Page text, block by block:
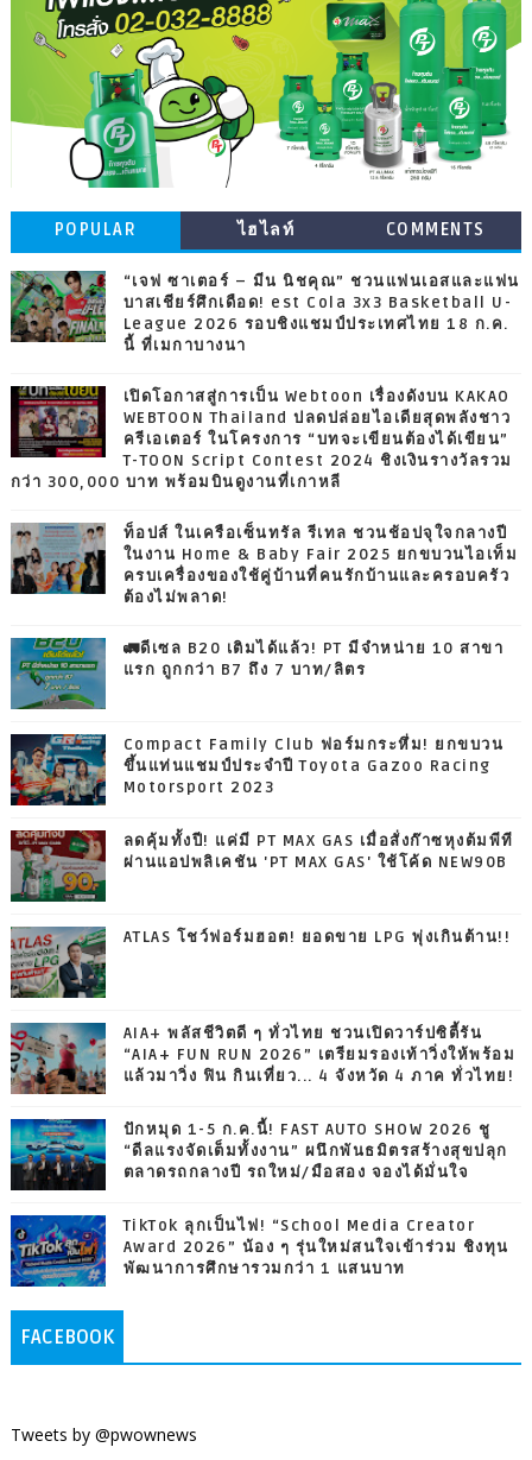
POPULAR ไฮไลท์ COMMENTS
“เจฟ ซาเตอร์ – มีน นิชคุณ” ชวนแฟนเอสและแฟน
บาสเชียร์ศึกเดือด! est Cola 3x3 Basketball U-
League 2026 รอบชิงแชมป์ประเทศไทย 18 ก.ค.
นี้ ที่เมกาบางนา
เปิดโอกาสสู่การเป็น Webtoon เรื่องดังบน KAKAO
WEBTOON Thailand ปลดปล่อยไอเดียสุดพลังชาว
ครีเอเตอร์ ในโครงการ “บทจะเขียนต้องได้เขียน”
T-TOON Script Contest 2024 ชิงเงินรางวัลรวม
กว่า 300,000 บาท พร้อมบินดูงานที่เกาหลี
ท็อปส์ ในเครือเซ็นทรัล รีเทล ชวนช้อปจุใจกลางปี
ในงาน Home & Baby Fair 2025 ยกขบวนไอเท็ม
ครบเครื่องของใช้คู่บ้านที่คนรักบ้านและครอบครัว
ต้องไม่พลาด!
🚛ดีเซล B20 เติมได้แล้ว! PT มีจำหน่าย 10 สาขา
แรก ถูกกว่า B7 ถึง 7 บาท/ลิตร
Compact Family Club ฟอร์มกระหึ่ม! ยกขบวน
ขึ้นแท่นแชมป์ประจำปี Toyota Gazoo Racing
Motorsport 2023
ลดคุ้มทั้งปี! แค่มี PT MAX GAS เมื่อสั่งก๊าซหุงต้มพีที
ผ่านแอปพลิเคชัน 'PT MAX GAS' ใช้โค้ด NEW90B
ATLAS โชว์ฟอร์มฮอต! ยอดขาย LPG พุ่งเกินต้าน!!
AIA+ พลัสชีวิตดี ๆ ทั่วไทย ชวนเปิดวาร์ปซิตี้รัน
“AIA+ FUN RUN 2026” เตรียมรองเท้าวิ่งให้พร้อม
แล้วมาวิ่ง ฟิน กินเที่ยว... 4 จังหวัด 4 ภาค ทั่วไทย!
ปักหมุด 1-5 ก.ค.นี้! FAST AUTO SHOW 2026 ชู
“ดีลแรงจัดเต็มทั้งงาน” ผนึกพันธมิตรสร้างสุขปลุก
ตลาดรถกลางปี รถใหม่/มือสอง จองได้มั่นใจ
TikTok ลุกเป็นไฟ! “School Media Creator
Award 2026” น้อง ๆ รุ่นใหม่สนใจเข้าร่วม ชิงทุน
พัฒนาการศึกษารวมกว่า 1 แสนบาท
FACEBOOK
Tweets by @pwownews